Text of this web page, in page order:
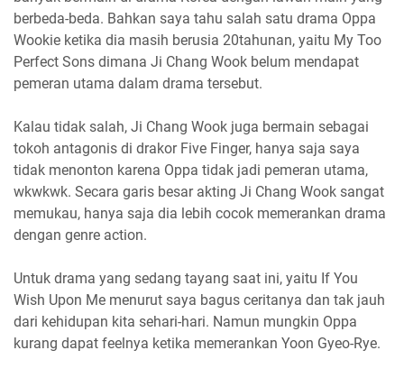
berbeda-beda. Bahkan saya tahu salah satu drama Oppa
Wookie ketika dia masih berusia 20tahunan, yaitu My Too
Perfect Sons dimana Ji Chang Wook belum mendapat
pemeran utama dalam drama tersebut.
Kalau tidak salah, Ji Chang Wook juga bermain sebagai
tokoh antagonis di drakor Five Finger, hanya saja saya
tidak menonton karena Oppa tidak jadi pemeran utama,
wkwkwk. Secara garis besar akting Ji Chang Wook sangat
memukau, hanya saja dia lebih cocok memerankan drama
dengan genre action.
Untuk drama yang sedang tayang saat ini, yaitu If You
Wish Upon Me menurut saya bagus ceritanya dan tak jauh
dari kehidupan kita sehari-hari. Namun mungkin Oppa
kurang dapat feelnya ketika memerankan Yoon Gyeo-Rye.